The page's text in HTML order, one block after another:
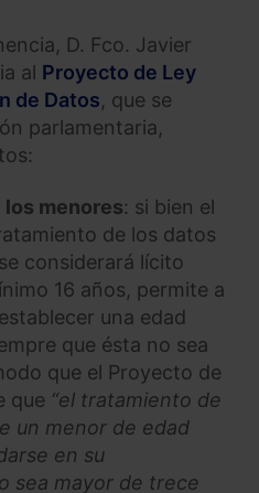
D. Fco. Javier
al Proyecto de Ley
de Datos, que se
parlamentaria,
los menores: si bien el
de los datos
considerará lícito
16 años, permite a
una edad
que ésta no sea
que el Proyecto de
que “el tratamiento de
un menor de edad
en su
sea mayor de trece